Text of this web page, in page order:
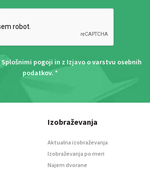
Splošnimi pogoji in z Izjavo o varstvu osebnih
podatkov. *
Izobraževanja
Aktualna izobraževanja
Izobraževanja po meri
Najem dvorane